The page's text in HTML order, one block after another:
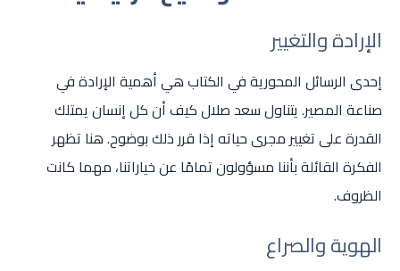
الإرادة والتغيير
إحدى الرسائل المحورية في الكتاب هي أهمية الإرادة في
صناعة المصير. يتناول سعد صلال كيف أن كل إنسان يمتلك
القدرة على تغيير مجرى حياته إذا قرر ذلك بوضوح. هنا تظهر
الفكرة القائلة بأننا مسؤولون تمامًا عن خياراتنا، مهما كانت
الظروف.
الهوية والصراع